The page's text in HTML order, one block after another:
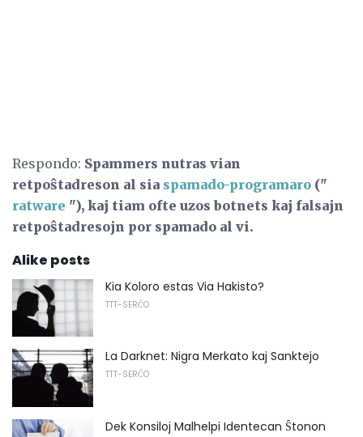
Respondo: Spammers nutras vian
retpoŝtadreson al sia spamado-programaro ("
ratware "), kaj tiam ofte uzos botnets kaj falsajn
retpoŝtadresojn por spamado al vi.
Alike posts
Kia Koloro estas Via Hakisto?
TTT-SERĈO
La Darknet: Nigra Merkato kaj Sanktejo
TTT-SERĈO
Dek Konsiloj Malhelpi Identecan Ŝtonon